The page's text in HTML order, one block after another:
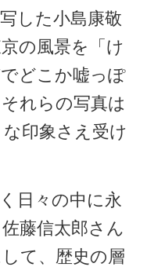
した小島康敬
の風景を「け
どこか嘘っぽ
れらの写真は
印象さえ受け
日々の中に永
藤信太郎さん
て、歴史の層